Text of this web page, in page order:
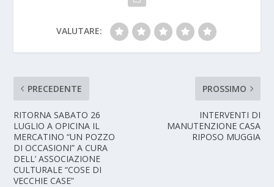
VALUTARE:
PRECEDENTE
RITORNA SABATO 26
LUGLIO A OPICINA IL
MERCATINO “UN POZZO
DI OCCASIONI” A CURA
DELL’ ASSOCIAZIONE
CULTURALE “COSE DI
VECCHIE CASE”
PROSSIMO
INTERVENTI DI
MANUTENZIONE CASA
RIPOSO MUGGIA